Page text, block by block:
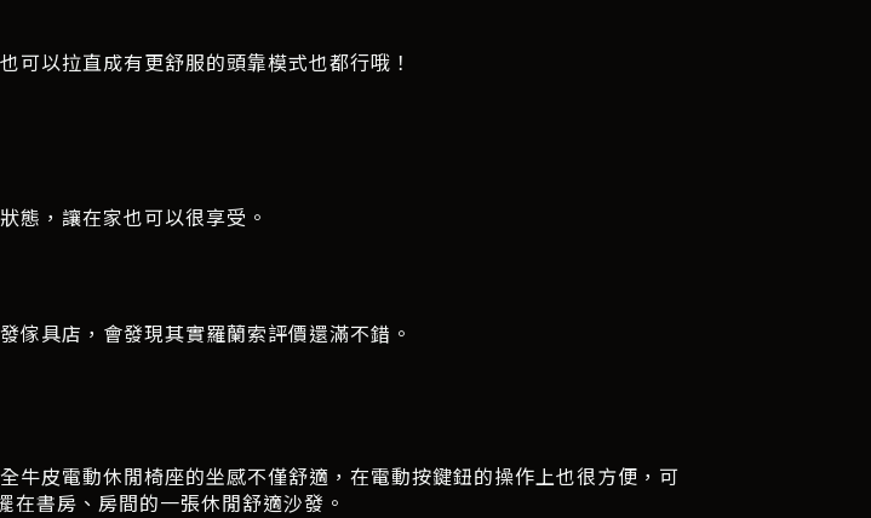
可以拉直成有更舒服的頭靠模式也都行哦！
態，讓在家也可以很享受。
傢具店，會發現其實羅蘭索評價還滿不錯。
牛皮電動休閒椅座的坐感不僅舒適，在電動按鍵鈕的操作上也很方便，可
書房、房間的一張休閒舒適沙發。